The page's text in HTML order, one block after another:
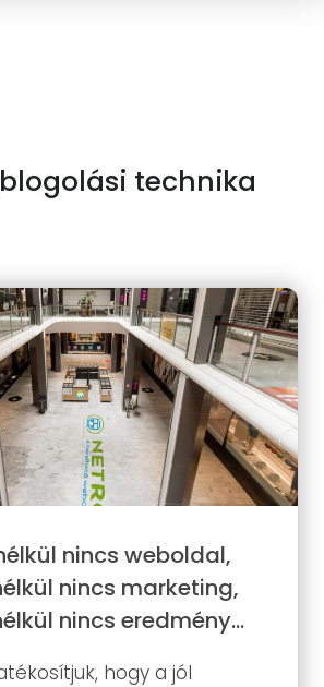
technika
nincs weboldal,
nincs marketing,
nincs eredmény…
hogy a jól